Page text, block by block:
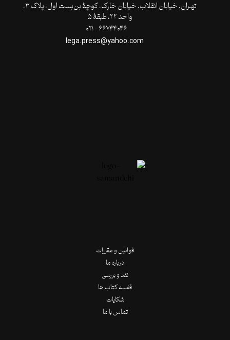
تهـران،‌ خیابان انقلاب، خیابان خارک، کوچۀ بن‌بست اول، پلاک ۳،
واحد ۲۲، طبقۀ ۵
قوانین و مقررات
درباره ما
نقد و بررسی
قفسه کتاب ها
شکایات
تماس با ما